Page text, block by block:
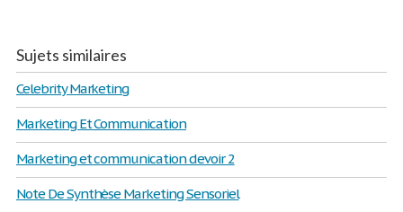
Sujets similaires
Celebrity Marketing
Marketing Et Communication
Marketing et communication devoir 2
Note De Synthèse Marketing Sensoriel